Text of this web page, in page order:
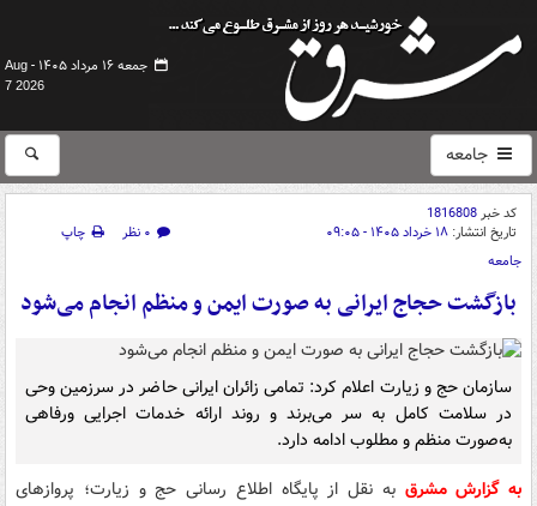
جمعه ۱۶ مرداد ۱۴۰۵ -
Aug
7 2026
جامعه
کد خبر1816808
تاریخ انتشار: ۱۸ خرداد ۱۴۰۵ - ۰۹:۰۵ ۰ نظر
چاپ
جامعه
بازگشت حجاج ایرانی به صورت ایمن و منظم انجام می‌شود
سازمان حج و زیارت اعلام کرد: تمامی زائران ایرانی حاضر در سرزمین وحی
در سلامت کامل به سر می‌برند و روند ارائه خدمات اجرایی ورفاهی
به‌صورت منظم و مطلوب ادامه دارد.
به گزارش مشرقبه نقل از پایگاه اطلاع رسانی حج و زیارت؛ پروازهای